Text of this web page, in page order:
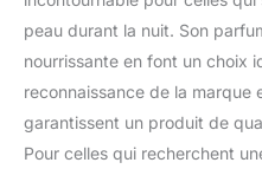
peau durant la nuit. Son
nourrissante en font un choix
reconnaissance de la marque
garantissent un produit de
Pour celles qui recherchent